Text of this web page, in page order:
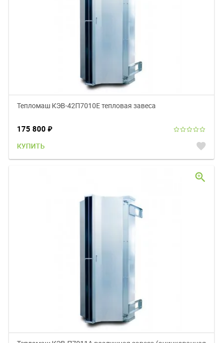
Тепломаш КЭВ-42П7010E тепловая завеса
175 800 ₽
КУПИТЬ favorite
zoom_in